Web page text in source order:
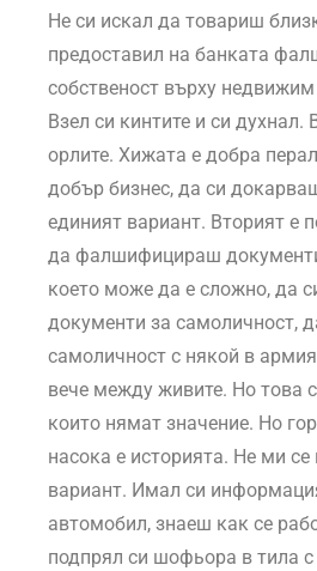
Не си искал да товариш
предоставил на банката
собственост върху
Взел си кинтите и си духнал.
орлите. Хижата е добра
добър бизнес, да си
единият вариант. Вторият е
да фалшифицираш
което може да е сложно, да
документи за самоличност,
самоличност с някой в
вече между живите. Но това
които нямат значение. Но
насока е историята. Не ми се
вариант. Имал си
автомобил, знаеш как се
подпрял си шофьора в тила с